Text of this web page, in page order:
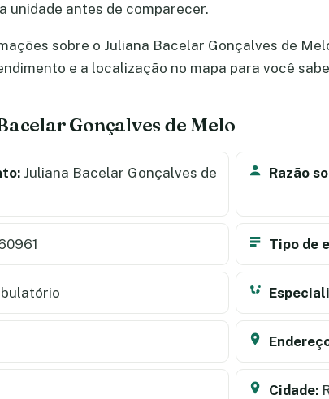
unidade antes de comparecer.
sobre o Juliana Bacelar Gonçalves de
e a localização no mapa para você
Gonçalves de Melo
Juliana Bacelar Gonçalves de
Razão
Tipo de
Cidade: